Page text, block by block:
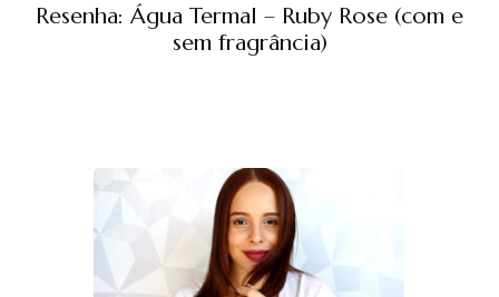
Resenha: Água Termal – Ruby Rose (com e
sem fragrância)